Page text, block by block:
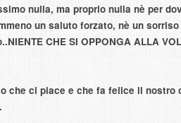
nulla, ma proprio nulla nè per
un saluto forzato, nè un
CHE SI OPPONGA ALLA
che ci piace e che fa felice il nostro